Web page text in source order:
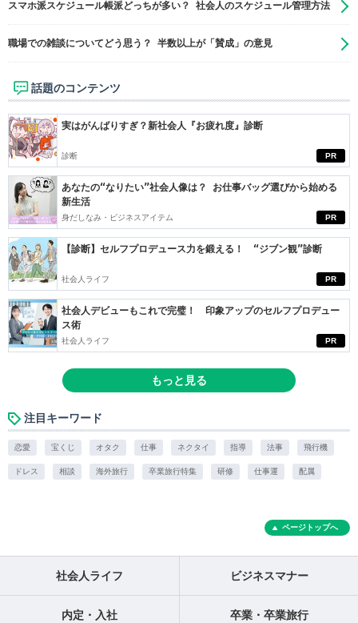
スマホ派スケジュール帳派どっちが多い？ 社会人のスケジュール管理方法
職場での雑談についてどう思う？ 半数以上が「賛成」の意見
話題のコンテンツ
PR
実はがんばりすぎ？新社会人『お疲れ度』診断
診断
PR
あなたの“なりたい”社会人像は？ お仕事バッグ選びから始める
新生活
身だしなみ・ビジネスアイテム
PR
【診断】セルフプロデュース力を鍛える！ “ジブン観”診断
社会人ライフ
PR
社会人デビューもこれで完璧！ 印象アップのセルフプロデュー
ス術
社会人ライフ
もっと見る
注目キーワード
恋愛 宝くじ オタク 仕事 ネクタイ 指導 法事 飛行機
ドレス 相談 海外旅行 卒業旅行特集 研修 仕事運 配属
ページトップへ
社会人ライフ ビジネスマナー
内定・入社 卒業・卒業旅行